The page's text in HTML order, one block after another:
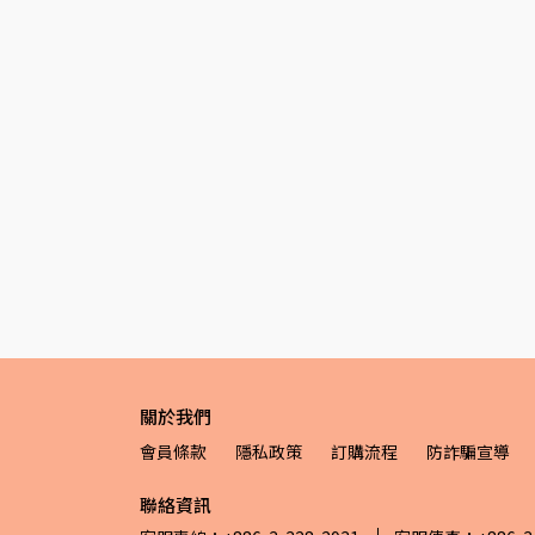
關於我們
會員條款 隱私政策 訂購流程 防詐騙宣導
聯絡資訊